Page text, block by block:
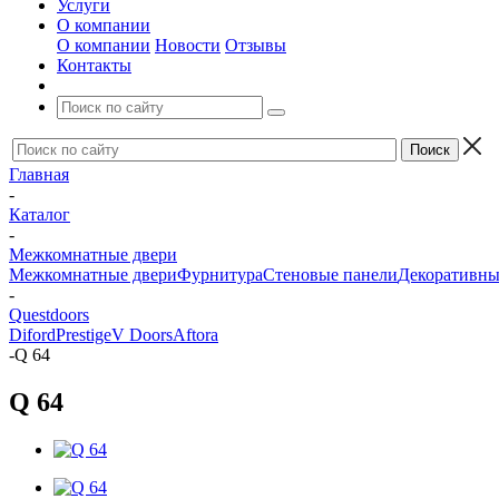
Услуги
О компании
О компании Новости Отзывы
Контакты
Главная
-
Каталог
-
Межкомнатные двери
Межкомнатные двериФурнитураСтеновые панели
-
Questdoors
DifordPrestigeV DoorsAftora
-Q 64
Q 64